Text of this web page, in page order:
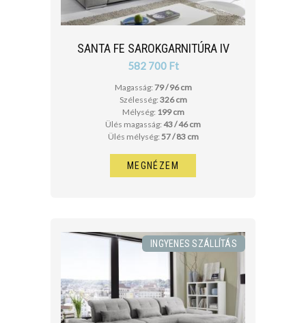
SANTA FE SAROKGARNITÚRA IV
582 700 Ft
Magasság: 79 / 96 cm
Szélesség: 326 cm
Mélység: 199 cm
Ülés magasság: 43 / 46 cm
Ülés mélység: 57 / 83 cm
MEGNÉZEM
INGYENES SZÁLLÍTÁS